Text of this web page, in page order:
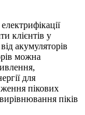
клієнтів у
акумуляторів
можна
для
пікових
піків